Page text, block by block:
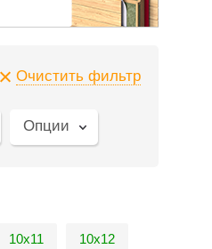
Очистить фильтр
Опции
10х11 10х12